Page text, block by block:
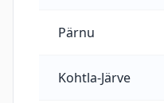
Pärnu
Kohtla-Järve